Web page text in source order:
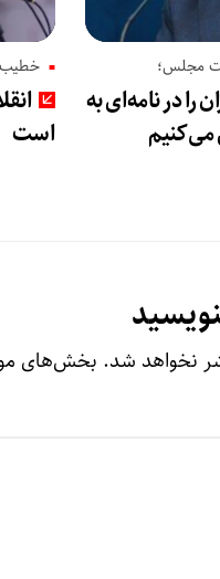
مجلس؛
را در نامه‌ای به
خطیب
است
نخواهد شد. بخش‌های